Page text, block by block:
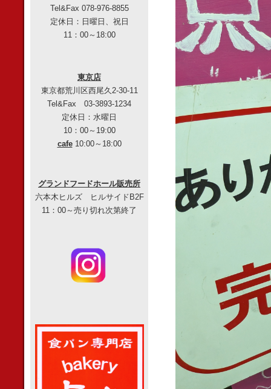
Tel&Fax 078-976-8855
定休日：日曜日、祝日
11：00～18:00
東京店
東京都荒川区西尾久2-30-11
Tel&Fax 03-3893-1234
定休日：水曜日
10：00～19:00
cafe10:00～18:00
グランドフードホール販売所
六本木ヒルズ ヒルサイドB2F
11：00～売り切れ次第終了